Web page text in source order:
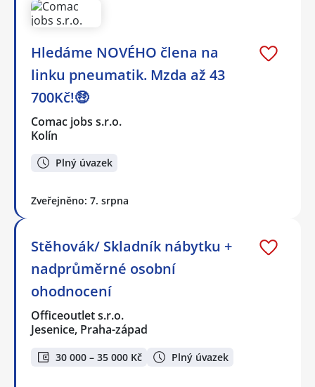
Hledáme NOVÉHO člena na
linku pneumatik. Mzda až 43
700Kč!🤑
Comac jobs s.r.o.
Kolín
Plný úvazek
Zveřejněno: 7. srpna
Stěhovák/ Skladník nábytku +
nadprůměrné osobní
ohodnocení
Officeoutlet s.r.o.
Jesenice, Praha-západ
30 000 – 35 000 Kč Plný úvazek